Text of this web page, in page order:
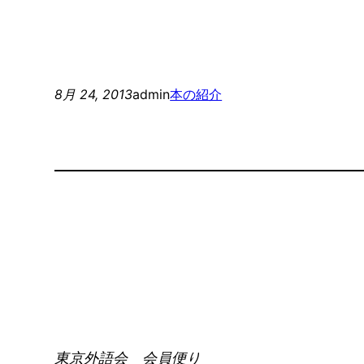
8月 24, 2013admin本の紹介
東京外語会 会員便り